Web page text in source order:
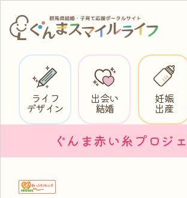
ライフ
デザイン
出会い
結婚
妊娠
出産
ぐんま赤い糸プロジ